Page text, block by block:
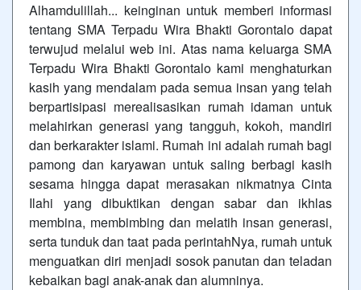
Alhamdulillah... keinginan untuk memberi informasi
tentang SMA Terpadu Wira Bhakti Gorontalo dapat
terwujud melalui web ini. Atas nama keluarga SMA
Terpadu Wira Bhakti Gorontalo kami menghaturkan
kasih yang mendalam pada semua insan yang telah
berpartisipasi merealisasikan rumah idaman untuk
melahirkan generasi yang tangguh, kokoh, mandiri
dan berkarakter islami. Rumah ini adalah rumah bagi
pamong dan karyawan untuk saling berbagi kasih
sesama hingga dapat merasakan nikmatnya Cinta
Ilahi yang dibuktikan dengan sabar dan ikhlas
membina, membimbing dan melatih insan generasi,
serta tunduk dan taat pada perintahNya, rumah untuk
menguatkan diri menjadi sosok panutan dan teladan
kebaikan bagi anak-anak dan alumninya.